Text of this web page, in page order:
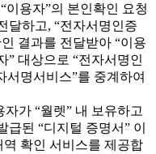
이용자”의 본인확인 요청
달하고, “전자서명인증
결과를 전달받아 “이용
” 대상으로 “전자서명인
서명서비스”를 중계하여
가 “월렛” 내 보유하고
급된 “디지털 증명서” 이
확인 서비스를 제공합